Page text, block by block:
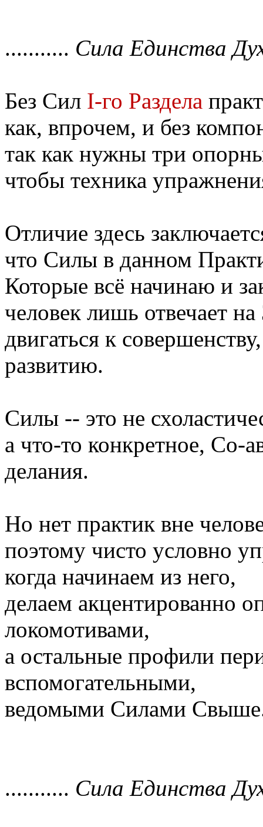
........... Сила Единства
Без Сил I-го Раздела
как, впрочем, и без
так как нужны три
чтобы техника
Отличие здесь
что Силы в данном
Которые всё начинаю и
человек лишь отвечает
двигаться к
развитию.
Силы -- это не
а что-то конкретное, Со-
делания.
Но нет практик вне
поэтому чисто условно
когда начинаем из него,
делаем акцентированно
локомотивами,
а остальные профили
вспомогательными,
ведомыми Силами
........... Сила Единства